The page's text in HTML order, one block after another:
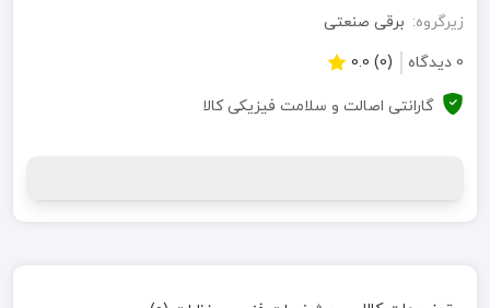
زیرگروه: برقی صنعتی
0 دیدگاه
(0) 0.0
گارانتی اصالت و سلامت فیزیکی کالا